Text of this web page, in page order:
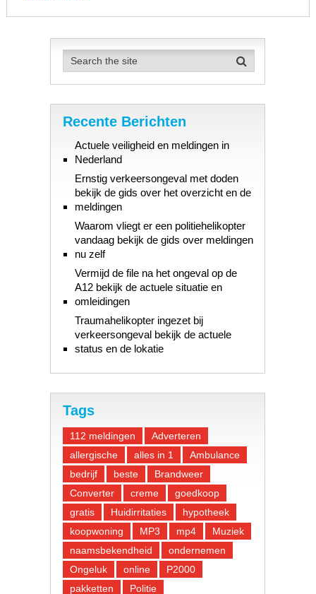
Recente Berichten
Actuele veiligheid en meldingen in
Nederland
Ernstig verkeersongeval met doden
bekijk de gids over het overzicht en de
meldingen
Waarom vliegt er een politiehelikopter
vandaag bekijk de gids over meldingen
nu zelf
Vermijd de file na het ongeval op de
A12 bekijk de actuele situatie en
omleidingen
Traumahelikopter ingezet bij
verkeersongeval bekijk de actuele
status en de lokatie
Tags
112 meldingen
Adverteren
allergische
alles in 1
Ambulance
bedrijf
beste
Brandweer
Converter
creme
goedkoop
gratis
Huidirritaties
hypotheek
koopwoning
MP3 mp4
Muziek
naamsbekendheid
ondernemen
Ongeluk
online
P2000
pakketten
Politie